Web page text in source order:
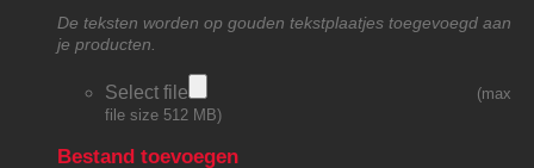
De teksten worden op gouden tekstplaatjes toegevoegd aan
je producten.
Select file
(max
file size 512 MB)
Bestand toevoegen